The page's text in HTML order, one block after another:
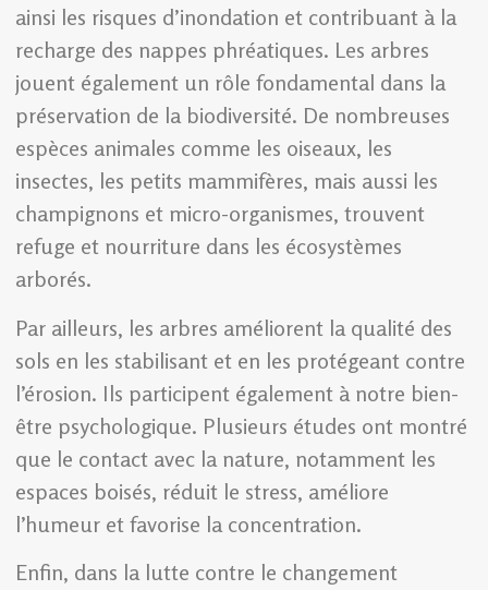
ainsi les risques d’inondation et contribuant à la
recharge des nappes phréatiques. Les arbres
jouent également un rôle fondamental dans la
préservation de la biodiversité. De nombreuses
espèces animales comme les oiseaux, les
insectes, les petits mammifères, mais aussi les
champignons et micro-organismes, trouvent
refuge et nourriture dans les écosystèmes
arborés.
Par ailleurs, les arbres améliorent la qualité des
sols en les stabilisant et en les protégeant contre
l’érosion. Ils participent également à notre bien-
être psychologique. Plusieurs études ont montré
que le contact avec la nature, notamment les
espaces boisés, réduit le stress, améliore
l’humeur et favorise la concentration.
Enfin, dans la lutte contre le changement